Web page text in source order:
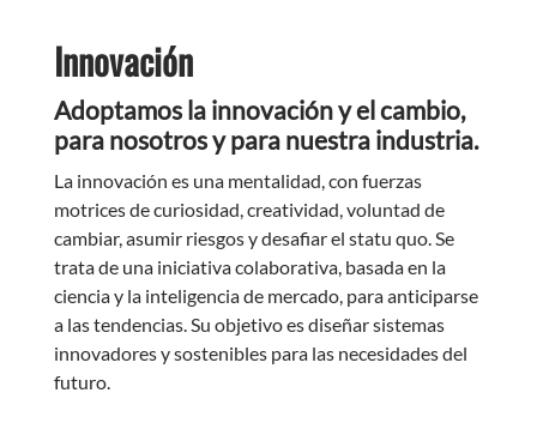
Innovación
Adoptamos la innovación y el cambio,
para nosotros y para nuestra industria.
La innovación es una mentalidad, con fuerzas
motrices de curiosidad, creatividad, voluntad de
cambiar, asumir riesgos y desafiar el statu quo. Se
trata de una iniciativa colaborativa, basada en la
ciencia y la inteligencia de mercado, para anticiparse
a las tendencias. Su objetivo es diseñar sistemas
innovadores y sostenibles para las necesidades del
futuro.